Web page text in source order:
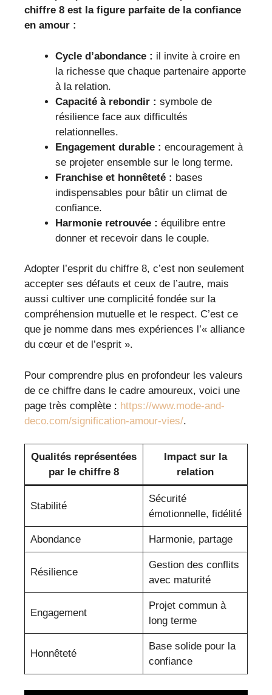
chiffre 8 est la figure parfaite de la confiance
en amour :
Cycle d’abondance : il invite à croire en
la richesse que chaque partenaire apporte
à la relation.
Capacité à rebondir : symbole de
résilience face aux difficultés
relationnelles.
Engagement durable : encouragement à
se projeter ensemble sur le long terme.
Franchise et honnêteté : bases
indispensables pour bâtir un climat de
confiance.
Harmonie retrouvée : équilibre entre
donner et recevoir dans le couple.
Adopter l’esprit du chiffre 8, c’est non seulement
accepter ses défauts et ceux de l’autre, mais
aussi cultiver une complicité fondée sur la
compréhension mutuelle et le respect. C’est ce
que je nomme dans mes expériences l’« alliance
du cœur et de l’esprit ».
Pour comprendre plus en profondeur les valeurs
de ce chiffre dans le cadre amoureux, voici une
page très complète : https://www.mode-and-
deco.com/signification-amour-vies/.
Qualités représentées
par le chiffre 8
Impact sur la
relation
Stabilité
Sécurité
émotionnelle, fidélité
Abondance Harmonie, partage
Résilience
Gestion des conflits
avec maturité
Engagement
Projet commun à
long terme
Honnêteté
Base solide pour la
confiance